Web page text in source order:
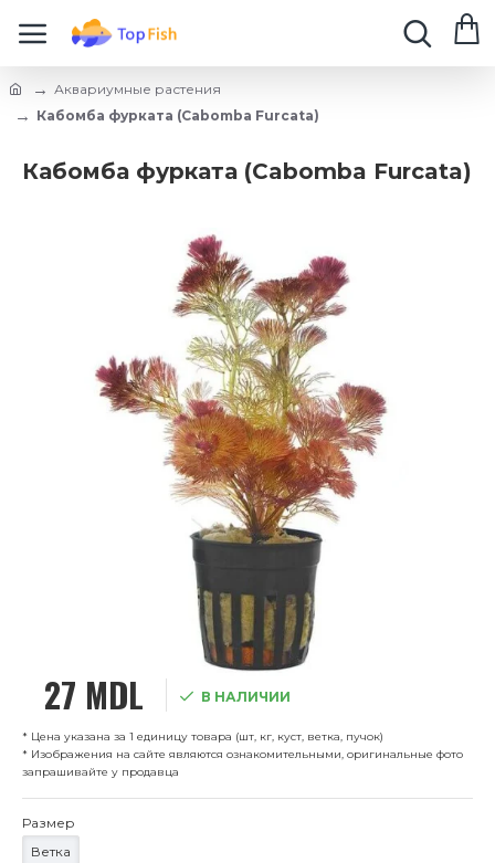
Аквариумные растения
Кабомба фурката (Cabomba Furcata)
Кабомба фурката (Cabomba Furcata)
27 MDL В НАЛИЧИИ
* Цена указана за 1 единицу товара (шт, кг, куст, ветка, пучок)
* Изображения на сайте являются ознакомительными, оригинальные фото
запрашивайте у продавца
Размер
Ветка